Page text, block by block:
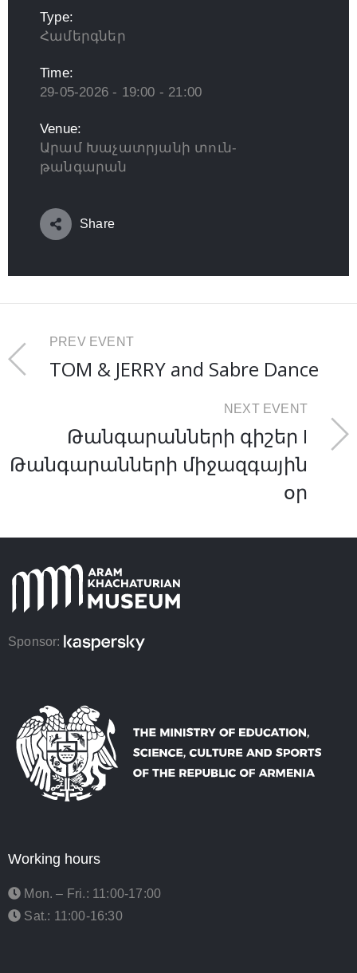
Type:
Համերգներ
Time:
29-05-2026 - 19:00 - 21:00
Venue:
Արամ Խաչատրյանի տուն-
թանգարան
Share
PREV EVENT
TOM & JERRY and Sabre Dance
NEXT EVENT
Թանգարանների գիշեր I
Թանգարանների միջազգային
օր
Sponsor:
Working hours
Mon. – Fri.: 11:00-17:00
Sat.: 11:00-16:30